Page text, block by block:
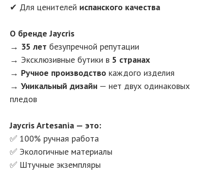
✔ Для ценителей испанского качества
О бренде Jaycris
→ 35 лет безупречной репутации
→ Эксклюзивные бутики в 5 странах
→ Ручное производство каждого изделия
→ Уникальный дизайн — нет двух одинаковых
пледов
Jaycris Artesania — это:
✅ 100% ручная работа
✅ Экологичные материалы
✅ Штучные экземпляры